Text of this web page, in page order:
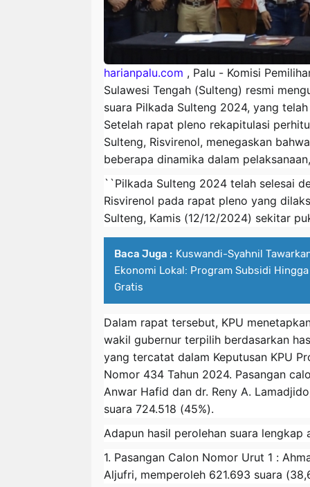
harianpalu.com , Palu - Komisi
Sulawesi Tengah (Sulteng) resmi
suara Pilkada Sulteng 2024, yang
Setelah rapat pleno rekapitulasi
Sulteng, Risvirenol, menegaskan
beberapa dinamika dalam
``Pilkada Sulteng 2024 telah selesai
Risvirenol pada rapat pleno yang
Sulteng, Kamis (12/12/2024) sekitar
Baca Juga : Kuswandi-Syahnil
Ekonomi Lokal: Program Subsidi
Gratis
Dalam rapat tersebut, KPU
wakil gubernur terpilih berdasarkan
yang tercatat dalam Keputusan KPU
Nomor 434 Tahun 2024. Pasangan
Anwar Hafid dan dr. Reny A.
suara 724.518 (45%).
Adapun hasil perolehan suara lengkap
1. Pasangan Calon Nomor Urut 1 :
Aljufri, memperoleh 621.693 suara